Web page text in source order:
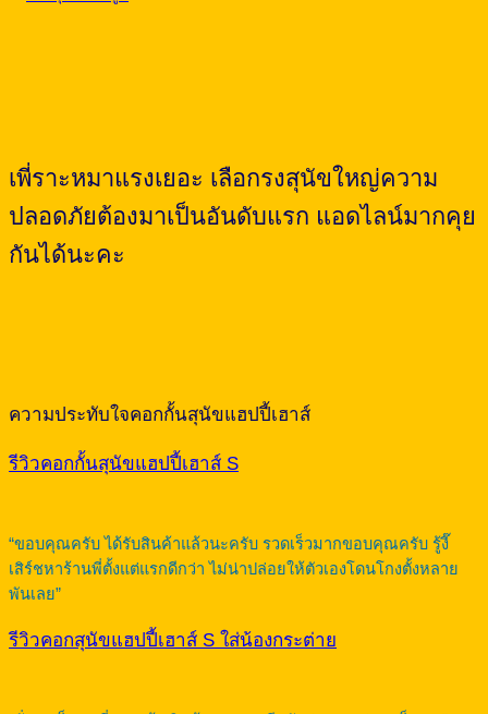
เพี่ราะหมาแรงเยอะ เลือกรงสุนัขใหญ่ความ
ปลอดภัยต้องมาเป็นอันดับแรก แอดไลน์มากคุย
กันได้นะคะ
ความประทับใจคอกกั้นสุนัขแฮปปี้เฮาส์
รีวิวคอกกั้นสุนัขแฮปปี้เฮาส์ S
“ขอบคุณครับ ได้รับสินค้าแล้วนะครับ รวดเร็วมากขอบคุณครับ รู้งี๊
เสิร์ชหาร้านพี่ตั้งแต่แรกดีกว่า ไม่น่าปล่อยให้ตัวเองโดนโกงตั้งหลาย
พันเลย”
รีวิวคอกสุนัขแฮปปี้เฮาส์ S ใส่น้องกระต่าย